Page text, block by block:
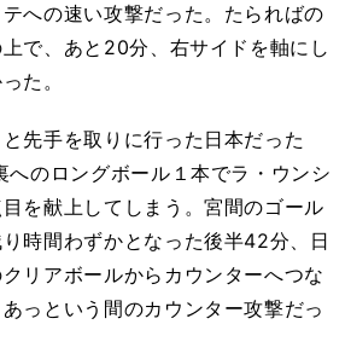
への速い攻撃だった。たらればの
で、あと20分、右サイドを軸にし
た。
先手を取りに行った日本だった
へのロングボール１本でラ・ウンシ
を献上してしまう。宮間のゴール
時間わずかとなった後半42分、日
リアボールからカウンターへつな
っという間のカウンター攻撃だっ